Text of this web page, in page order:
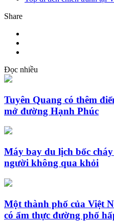
Share
Đọc nhiều
Tuyên Quang có thêm
mở đường Hạnh Phúc
Máy bay du lịch bốc
người không qua khỏi
Một thành phố của Việt
có ẩm thực đường phố